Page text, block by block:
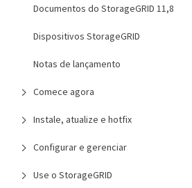
Documentos do StorageGRID 11,8
Dispositivos StorageGRID
Notas de lançamento
Comece agora
Instale, atualize e hotfix
Configurar e gerenciar
Use o StorageGRID